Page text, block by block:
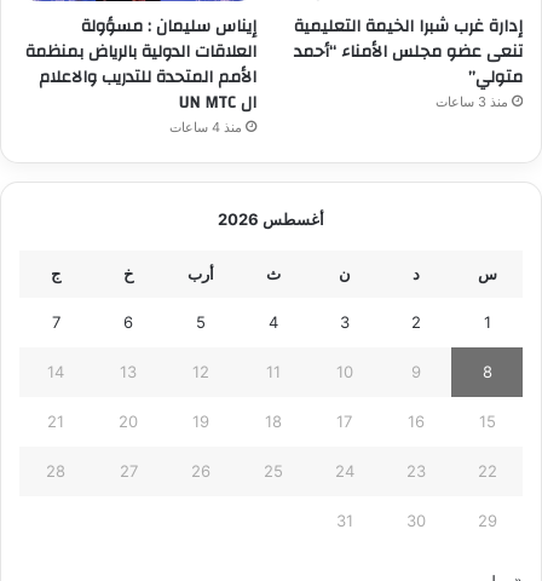
إدارة غرب شبرا الخيمة التعليمية
تنعى عضو مجلس الأمناء “أحمد
متولي”
منذ 3 ساعات
إيناس سليمان : مسؤولة
العلاقات الدولية بالرياض بمنظمة
الأمم المتحدة للتدريب والاعلام
ال UN MTC
منذ 4 ساعات
أغسطس 2026
س د ن ث أرب خ ج
1
2
3
4
5
6
7
8
9
10
11
12
13
14
15
16
17
18
19
20
21
22
23
24
25
26
27
28
29
30
31